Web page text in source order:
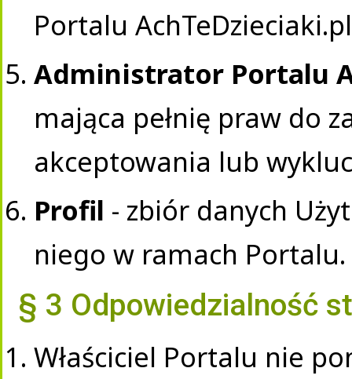
Portalu
Administrator Portalu
mająca pełnię praw do
akceptowania lub
Profil - zbiór danych
niego w ramach Portalu.
§ 3 Odpowiedzialność
Właściciel Portalu nie